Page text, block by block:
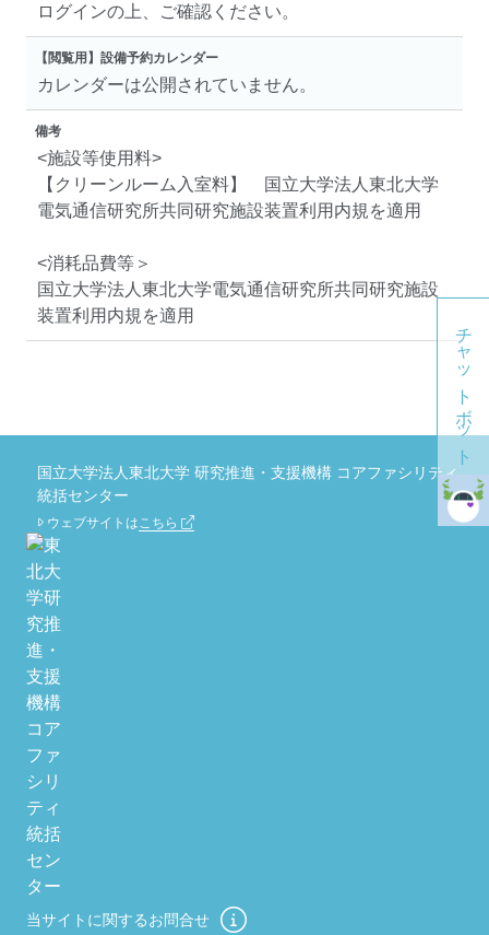
ログインの上、ご確認ください。
【閲覧用】設備予約カレンダー
カレンダーは公開されていません。
備考
<施設等使用料>
【クリーンルーム入室料】 国立大学法人東北大学
電気通信研究所共同研究施設装置利用内規を適用
<消耗品費等＞
国立大学法人東北大学電気通信研究所共同研究施設
装置利用内規を適用
チャットボット
当サイトに関するお問合せ
国立大学法人東北大学 研究推進・支援機構 コアファシリティ
統括センター
ウェブサイトは こちら